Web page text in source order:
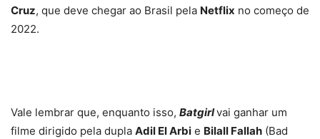
Cruz, que deve chegar ao Brasil pela Netflix no começo de
2022.
Vale lembrar que, enquanto isso, Batgirlvai ganhar um
filme dirigido pela dupla Adil El Arbi e Bilall Fallah (Bad